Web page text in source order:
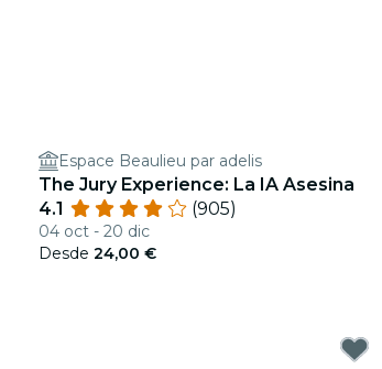
Espace Beaulieu par adelis
The Jury Experience: La IA Asesina
4.1
(905)
04 oct - 20 dic
Desde 24,00 €